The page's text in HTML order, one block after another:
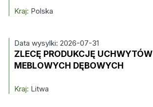
Kraj: Polska
Data wysylki: 2026-07-31
ZLECĘ PRODUKCJĘ UCHWYTÓW
MEBLOWYCH DĘBOWYCH
Kraj: Litwa